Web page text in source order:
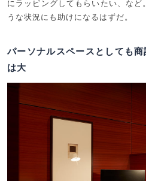
にラッピングしてもらいたい、など
うな状況にも助けになるはずだ。
パーソナルスペースとしても
は大